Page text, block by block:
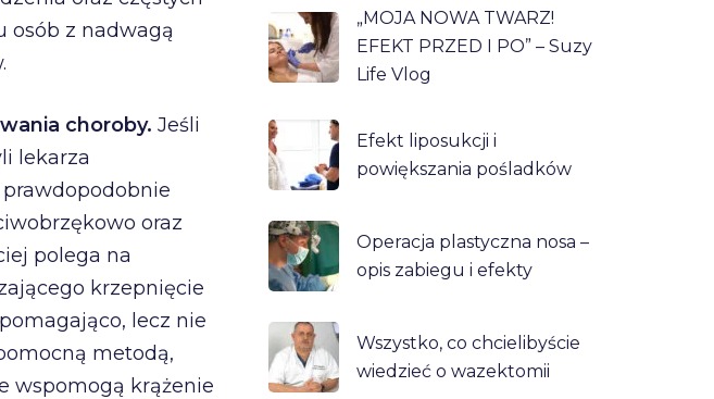
osób z nadwagą
choroby. Jeśli
lekarza
prawdopodobnie
oraz
polega na
krzepnięcie
lecz nie
metodą,
wspomogą krążenie
„MOJA NOWA TWARZ!
EFEKT PRZED I PO” – Suzy
Life Vlog
Efekt liposukcji i
powiększania pośladków
Operacja plastyczna nosa –
opis zabiegu i efekty
Wszystko, co chcielibyście
wiedzieć o wazektomii